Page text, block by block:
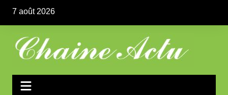
contenu
7 août 2026